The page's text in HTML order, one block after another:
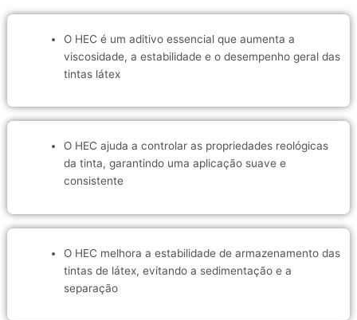
O HEC é um aditivo essencial que aumenta a
viscosidade, a estabilidade e o desempenho geral das
tintas látex
O HEC ajuda a controlar as propriedades reológicas
da tinta, garantindo uma aplicação suave e
consistente
O HEC melhora a estabilidade de armazenamento das
tintas de látex, evitando a sedimentação e a
separação